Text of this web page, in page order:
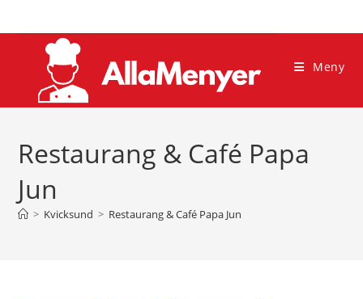
till
innehållet
Meny
Restaurang & Café Papa
Jun
> Kvicksund > Restaurang & Café Papa Jun